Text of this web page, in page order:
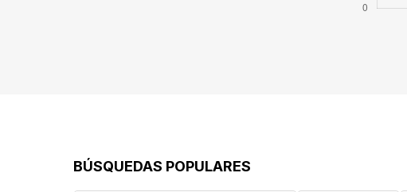
BÚSQUEDAS POPULARES